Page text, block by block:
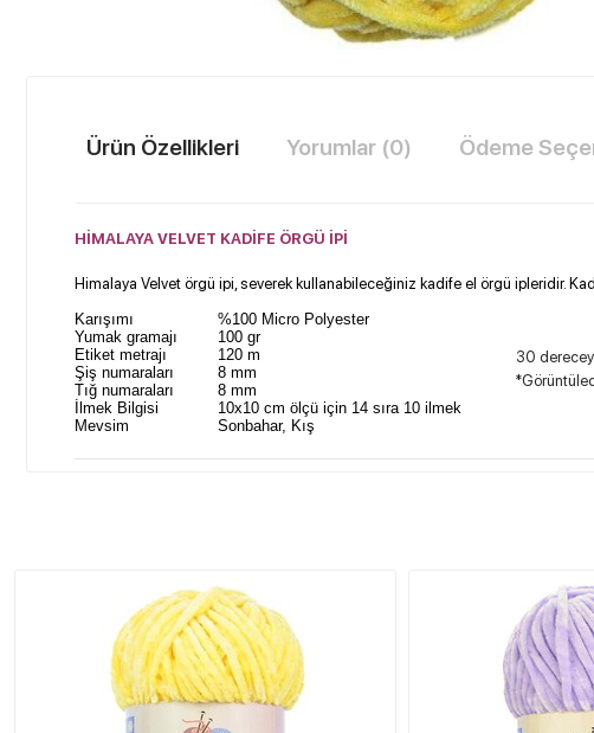
Ürün Özellikleri Yorumlar (0) Ödeme
HİMALAYA VELVET KADİFE ÖRGÜ İPİ​
Himalaya Velvet örgü ipi, severek kullanabileceğiniz kadife el örgü ipleridir.
Karışımı
%100 Micro Polyester
Yumak gramajı
100 gr
Etiket metrajı
120 m
Şiş numaraları
8 mm
Tığ numaraları
8 mm
İlmek Bilgisi
10x10 cm ölçü için 14 sıra 10 ilmek
Mevsim
Sonbahar, Kış
30